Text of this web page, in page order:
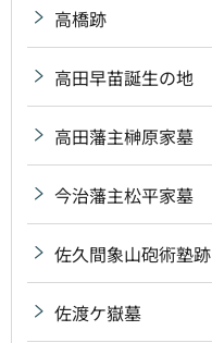
高橋跡
高田早苗誕生の地
高田藩主榊原家墓
今治藩主松平家墓
佐久間象山砲術塾跡
佐渡ケ嶽墓